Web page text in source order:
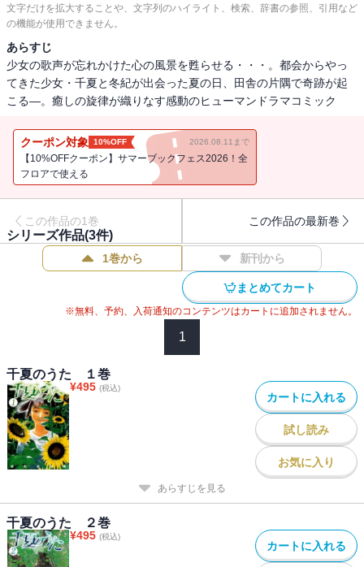
文字だけを拡大することや、文字列のハイライト、検索、辞書の参照、引用など
の機能が使用できません。
あらすじ
少女の歌声が忘れかけた心の風景を甦らせる・・・。都会からやっ
てきた少女・千夏と冬紀が出会った夏の日、田舎の片隅で奇跡が起
こる―。癒しの旋律が織りなす感動のヒューマンドラマコミック
クーポン対象 10%OFF 2026.08.11まで
【10%OFFクーポン】サマーブックフェス2026！全
フロアで使える
この作品の1巻 この作品の最新巻
シリーズ作品(3件)
1巻から 新刊から
まとめてカート
※無料、予約、入荷通知のコンテンツはカートに追加されません。
1
千夏のうた １巻
¥495 (税込)
カートに入れる
試し読み
お気に入り
あらすじを見る
千夏のうた ２巻
¥495 (税込)
カートに入れる